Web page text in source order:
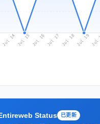
Jul 14 Jul 15 Jul 16 Jul 17 Jul 18Jul 19 Jul
Status 已更新